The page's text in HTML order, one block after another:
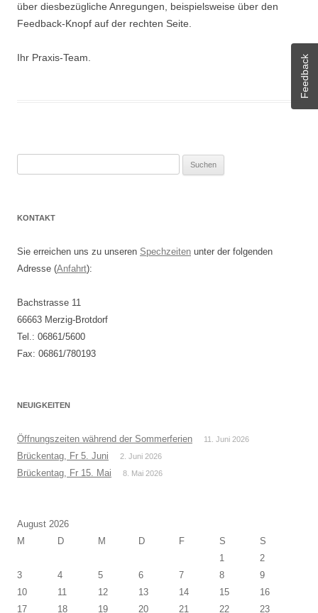
über diesbezügliche Anregungen, beispielsweise über den
Feedback-Knopf auf der rechten Seite.
Ihr Praxis-Team.
KONTAKT
Sie erreichen uns zu unseren Spechzeiten unter der folgenden
Adresse (Anfahrt):
Bachstrasse 11
66663 Merzig-Brotdorf
Tel.: 06861/5600
Fax: 06861/780193
NEUIGKEITEN
Öffnungszeiten während der Sommerferien 11. Juni 2026
Brückentag, Fr 5. Juni 2. Juni 2026
Brückentag, Fr 15. Mai 8. Mai 2026
August 2026
M
D M D F S
S
1
2
3
4 5 6 7 8
9
10
11 12 13 14 15
16
17
18 19 20 21 22 23
Feedback